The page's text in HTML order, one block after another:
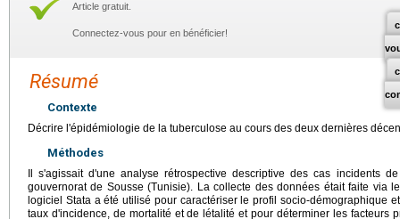
Article gratuit.
Connectez-vous pour en bénéficier!
Résumé
Contexte
Décrire l'épidémiologie de la tuberculose au cours des deux dernières
Méthodes
Il s'agissait d'une analyse rétrospective descriptive des cas incidents
gouvernorat de Sousse (Tunisie). La collecte des données était faite via
logiciel Stata a été utilisé pour caractériser le profil socio-démographique
taux d'incidence, de mortalité et de létalité et pour déterminer les facteurs